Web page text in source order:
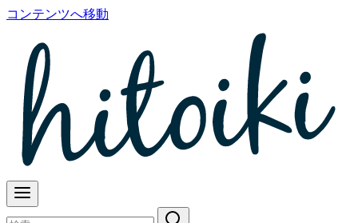
コンテンツへ移動